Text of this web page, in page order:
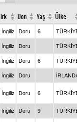
Irk Don Yaş Ülke
İngiliz Doru 6
İngiliz Doru
İngiliz Doru 6
İngiliz Doru
İngiliz Doru 6
İngiliz Doru 9